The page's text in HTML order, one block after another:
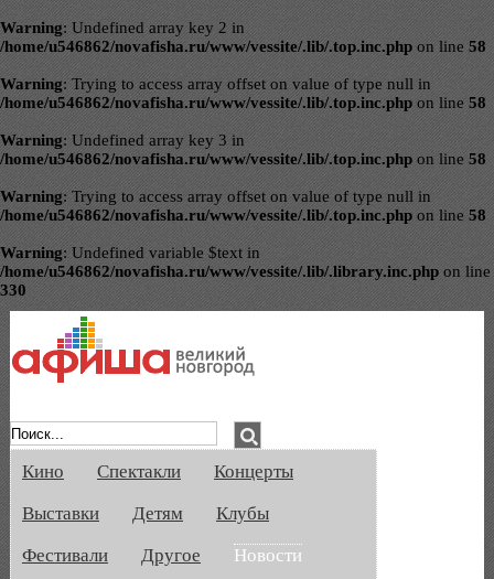
Warning: Undefined array key 2 in
/home/u546862/novafisha.ru/www/vessite/.lib/.top.inc.php on line 58
Warning: Trying to access array offset on value of type null in
/home/u546862/novafisha.ru/www/vessite/.lib/.top.inc.php on line 58
Warning: Undefined array key 3 in
/home/u546862/novafisha.ru/www/vessite/.lib/.top.inc.php on line 58
Warning: Trying to access array offset on value of type null in
/home/u546862/novafisha.ru/www/vessite/.lib/.top.inc.php on line 58
Warning: Undefined variable $text in
/home/u546862/novafisha.ru/www/vessite/.lib/.library.inc.php on line
330
Кино Спектакли
Концерты
Выставки
Детям
Клубы
Фестивали
Другое
Новости